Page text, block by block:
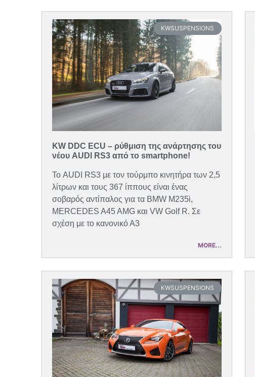
KWSUSPENSIONS
KW DDC ECU – ρύθμιση της ανάρτησης του
νέου AUDI RS3 από το smartphone!
Το AUDI RS3 με τον τούρμπο κινητήρα των 2,5
λίτρων και τους 367 ίππους είναι ένας
σοβαρός αντίπαλος για τα BMW M235i,
MERCEDES A45 AMG και VW Golf R. Σε
σχέση με το κανονικό Α3
MORE...
KWSUSPENSIONS